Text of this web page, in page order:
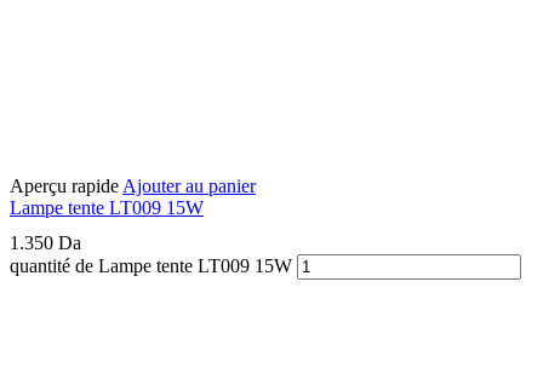
Aperçu rapide Ajouter au panier
Lampe tente LT009 15W
1.350 Da
quantité de Lampe tente LT009 15W